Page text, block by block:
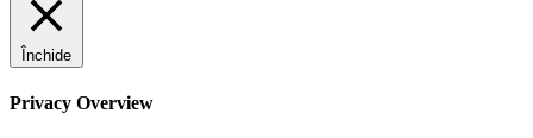
Închide
Privacy Overview